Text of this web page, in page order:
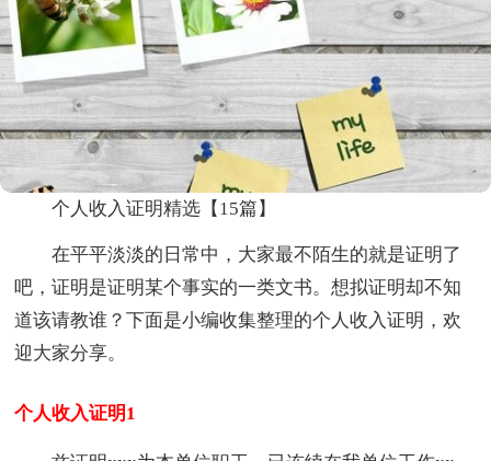
个人收入证明精选【15篇】
在平平淡淡的日常中，大家最不陌生的就是证明了
吧，证明是证明某个事实的一类文书。想拟证明却不知
道该请教谁？下面是小编收集整理的个人收入证明，欢
迎大家分享。
个人收入证明1